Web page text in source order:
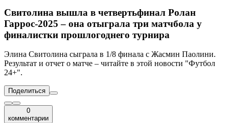
Свитолина вышла в четвертьфинал Ролан
Гаррос-2025 – она отыграла три матчбола у
финалистки прошлогоднего турнира
Элина Свитолина сыграла в 1/8 финала с Жасмин Паолини.
Результат и отчет о матче – читайте в этой новости "Футбол
24+".
Поделиться
0
комментарии